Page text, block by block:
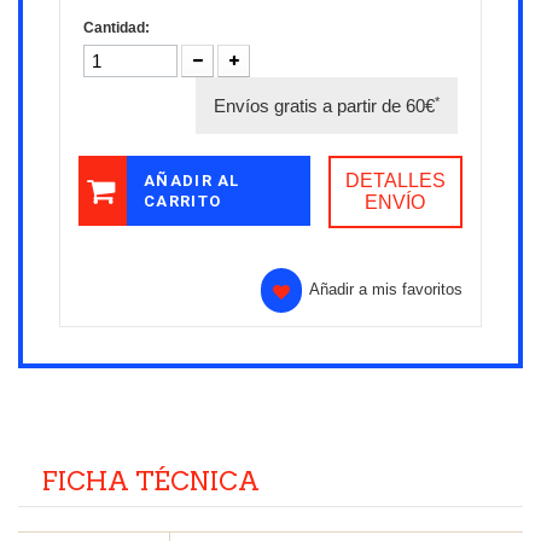
Cantidad:
Envíos gratis a partir de 60€*
AÑADIR AL
CARRITO
DETALLES
ENVÍO
Añadir a mis favoritos
FICHA TÉCNICA